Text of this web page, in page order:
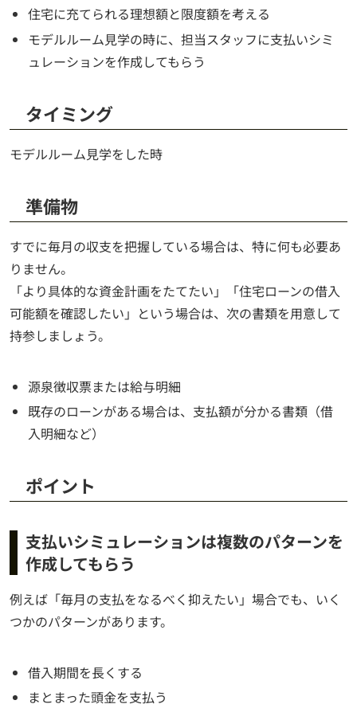
住宅に充てられる理想額と限度額を考える
モデルルーム見学の時に、担当スタッフに支払いシミ
ュレーションを作成してもらう
タイミング
モデルルーム見学をした時
準備物
すでに毎月の収支を把握している場合は、特に何も必要あ
りません。
「より具体的な資金計画をたてたい」「住宅ローンの借入
可能額を確認したい」という場合は、次の書類を用意して
持参しましょう。
源泉徴収票または給与明細
既存のローンがある場合は、支払額が分かる書類（借
入明細など）
ポイント
支払いシミュレーションは複数のパターンを
作成してもらう
例えば「毎月の支払をなるべく抑えたい」場合でも、いく
つかのパターンがあります。
借入期間を長くする
まとまった頭金を支払う